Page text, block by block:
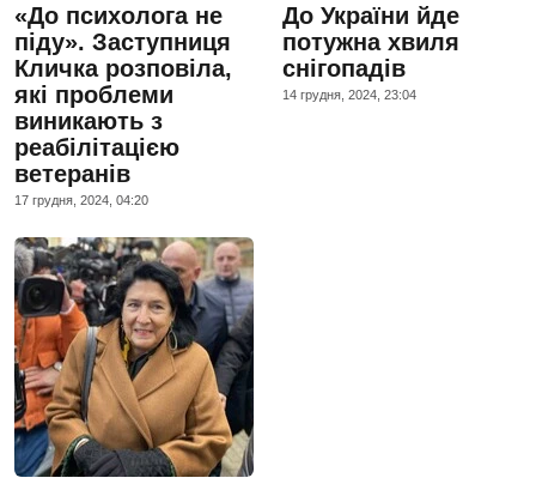
«До психолога не
піду». Заступниця
Кличка розповіла,
які проблеми
виникають з
реабілітацією
ветеранів
17 грудня, 2024, 04:20
До України йде
потужна хвиля
снігопадів
14 грудня, 2024, 23:04